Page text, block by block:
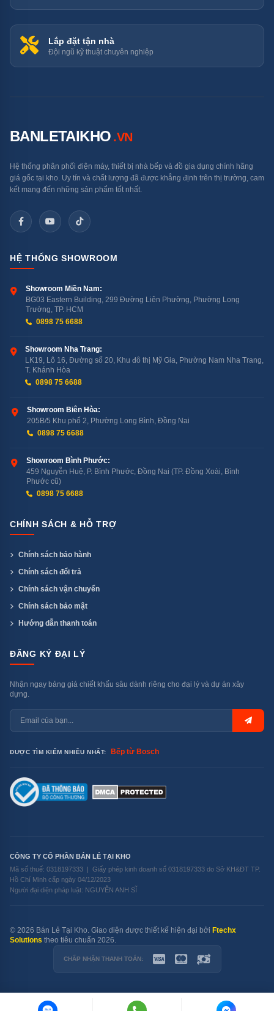
Máy rửa bát UTC – 1500HD siêu âm mang đến nhiều
ưu điểm vượt trội như công nghệ siêu âm mạnh mẽ, tiết
kiệm năng lượng và nước, cùng khả năng làm sạch
chăng, hãy đến ngay Bán Lẻ Tại Kho
bếp.
Máy Rửa Bát Siêu Âm UTC – 1000HS
Máy Rửa Bát Siêu Âm UTC – 1200HS
Máy Rửa Bát Siêu Âm UTC – 1500HS
Lắp đặt tận nhà
Đội ngũ kỹ thuật chuyên nghiệp
BANLETAIKHO .VN
Hệ thống phân phối điện máy, thiết bị nhà bếp và đồ gia dụng chính hãng
giá gốc tại kho. Uy tín và chất lượng đã được khẳng định trên thị trường, cam
kết mang đến những sản phẩm tốt nhất.
HỆ THỐNG SHOWROOM
Showroom Miền Nam:
BG03 Eastern Building, 299 Đường Liên Phường, Phường Long
Trường, TP. HCM
0898 75 6688
Showroom Nha Trang:
LK19, Lô 16, Đường số 20, Khu đô thị Mỹ Gia, Phường Nam Nha Trang,
T. Khánh Hòa
0898 75 6688
Showroom Biên Hòa:
205B/5 Khu phố 2, Phường Long Bình, Đồng Nai
0898 75 6688
Showroom Bình Phước:
459 Nguyễn Huệ, P. Bình Phước, Đồng Nai (TP. Đồng Xoài, Bình
Phước cũ)
0898 75 6688
CHÍNH SÁCH & HỖ TRỢ
Chính sách bảo hành
Chính sách đổi trả
Chính sách vận chuyển
Chính sách bảo mật
Hướng dẫn thanh toán
ĐĂNG KÝ ĐẠI LÝ
Nhận ngay bảng giá chiết khấu sâu dành riêng cho đại lý và dự án xây
dựng.
ĐƯỢC TÌM KIẾM NHIỀU NHẤT: Bếp từ Bosch
CÔNG TY CỔ PHẦN BÁN LẺ TẠI KHO
Mã số thuế: 0318197333 | Giấy phép kinh doanh số 0318197333 do Sở KH&ĐT TP.
Hồ Chí Minh cấp ngày 04/12/2023
Người đại diện pháp luật: NGUYỄN ANH SĨ
© 2026 Bán Lẻ Tại Kho. Giao diện được thiết kế hiện đại bởi Ftechx
Solutions theo tiêu chuẩn 2026.
CHẤP NHẬN THANH TOÁN:
ZALO